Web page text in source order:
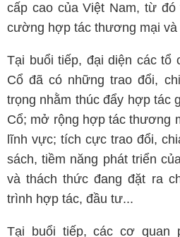
cấp cao của Việt Nam, từ
cường hợp tác thương mại
Tại buổi tiếp, đại diện các tổ
Cổ đã có những trao đổi,
trọng nhằm thúc đẩy hợp tác
Cổ; mở rộng hợp tác thương
lĩnh vực; tích cực trao đổi,
sách, tiềm năng phát triển
và thách thức đang đặt ra
trình hợp tác, đầu tư...
Tại buổi tiếp, các cơ quan